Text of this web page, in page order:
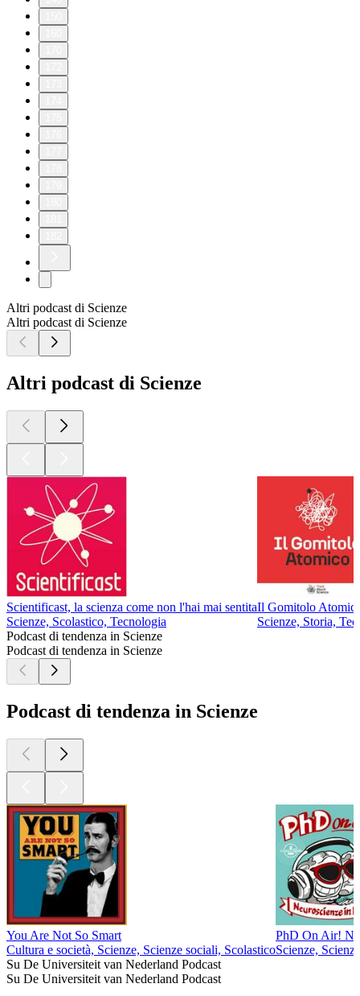
Altri podcast di Scienze
Altri podcast di Scienze
Altri podcast di Scienze
Scientificast, la scienza come non l'hai mai sentita
Scienze, Scolastico, Tecnologia
Il Gomitolo
Scienze, Storia,
Podcast di tendenza in Scienze
Podcast di tendenza in Scienze
Podcast di tendenza in Scienze
You Are Not So Smart
Cultura e società, Scienze, Scienze sociali, Scolastico
PhD On Air!
Scienze,
Su De Universiteit van Nederland Podcast
Su De Universiteit van Nederland Podcast